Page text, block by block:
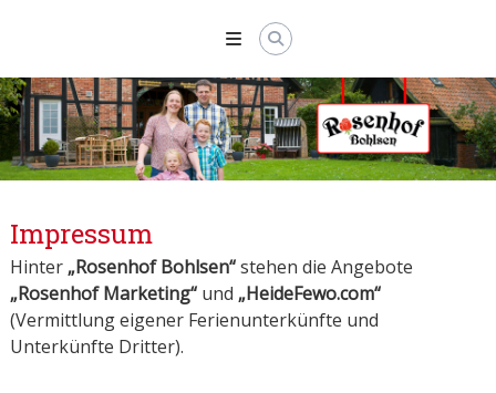
Impressum
Hinter „Rosenhof Bohlsen“stehen die Angebote
„Rosenhof Marketing“und „HeideFewo.com“
(Vermittlung eigener Ferienunterkünfte und
Unterkünfte Dritter).